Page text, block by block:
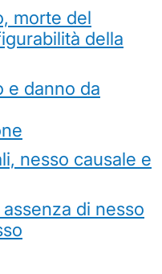
morte del
della
e danno da
nesso causale e
di nesso